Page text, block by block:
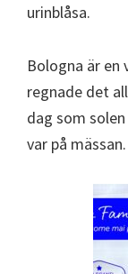
urinblåsa.
Bologna är en
regnade det
dag som
var på